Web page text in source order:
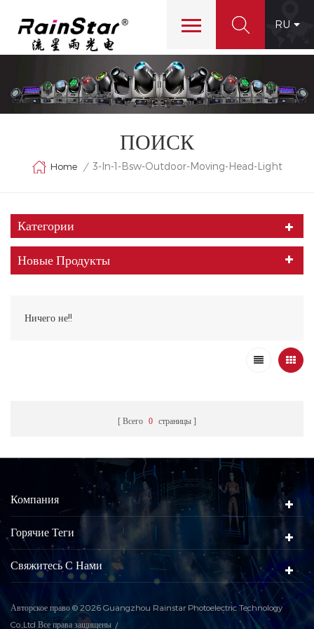
RU
ПОИСК
Home / 3-In-1-Bsw-Outdoor-Moving-Head-Light
Категории
Новые Продукты
Ничего не!!
Всего 0 страницы
Компания
Горячие Теги
Свяжитесь С Нами
Авторское право © 2026 Guangzhou Rainstar Photoelectric Technology
Co.,Ltd Все права защищены